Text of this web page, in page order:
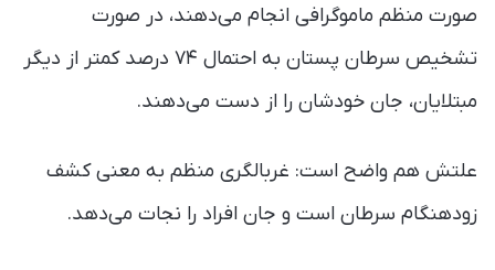
صورت منظم ماموگرافی انجام می‌دهند، در صورت
تشخیص سرطان پستان به احتمال ۷۴ درصد کمتر از دیگر
مبتلایان، جان خودشان را از دست می‌دهند.
علتش هم واضح است: غربالگری منظم به معنی کشف
زودهنگام سرطان است و جان افراد را نجات می‌دهد.